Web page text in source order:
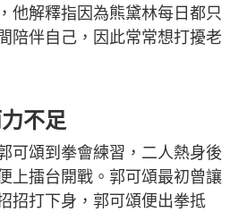
他解釋指因為熊黛林每日都只
陪伴自己，因此常常想打擾老
不足
可頌到拳會練習，二人熱身後
上擂台開戰。郭可頌最初曾讓
招打下身，郭可頌便出拳抵